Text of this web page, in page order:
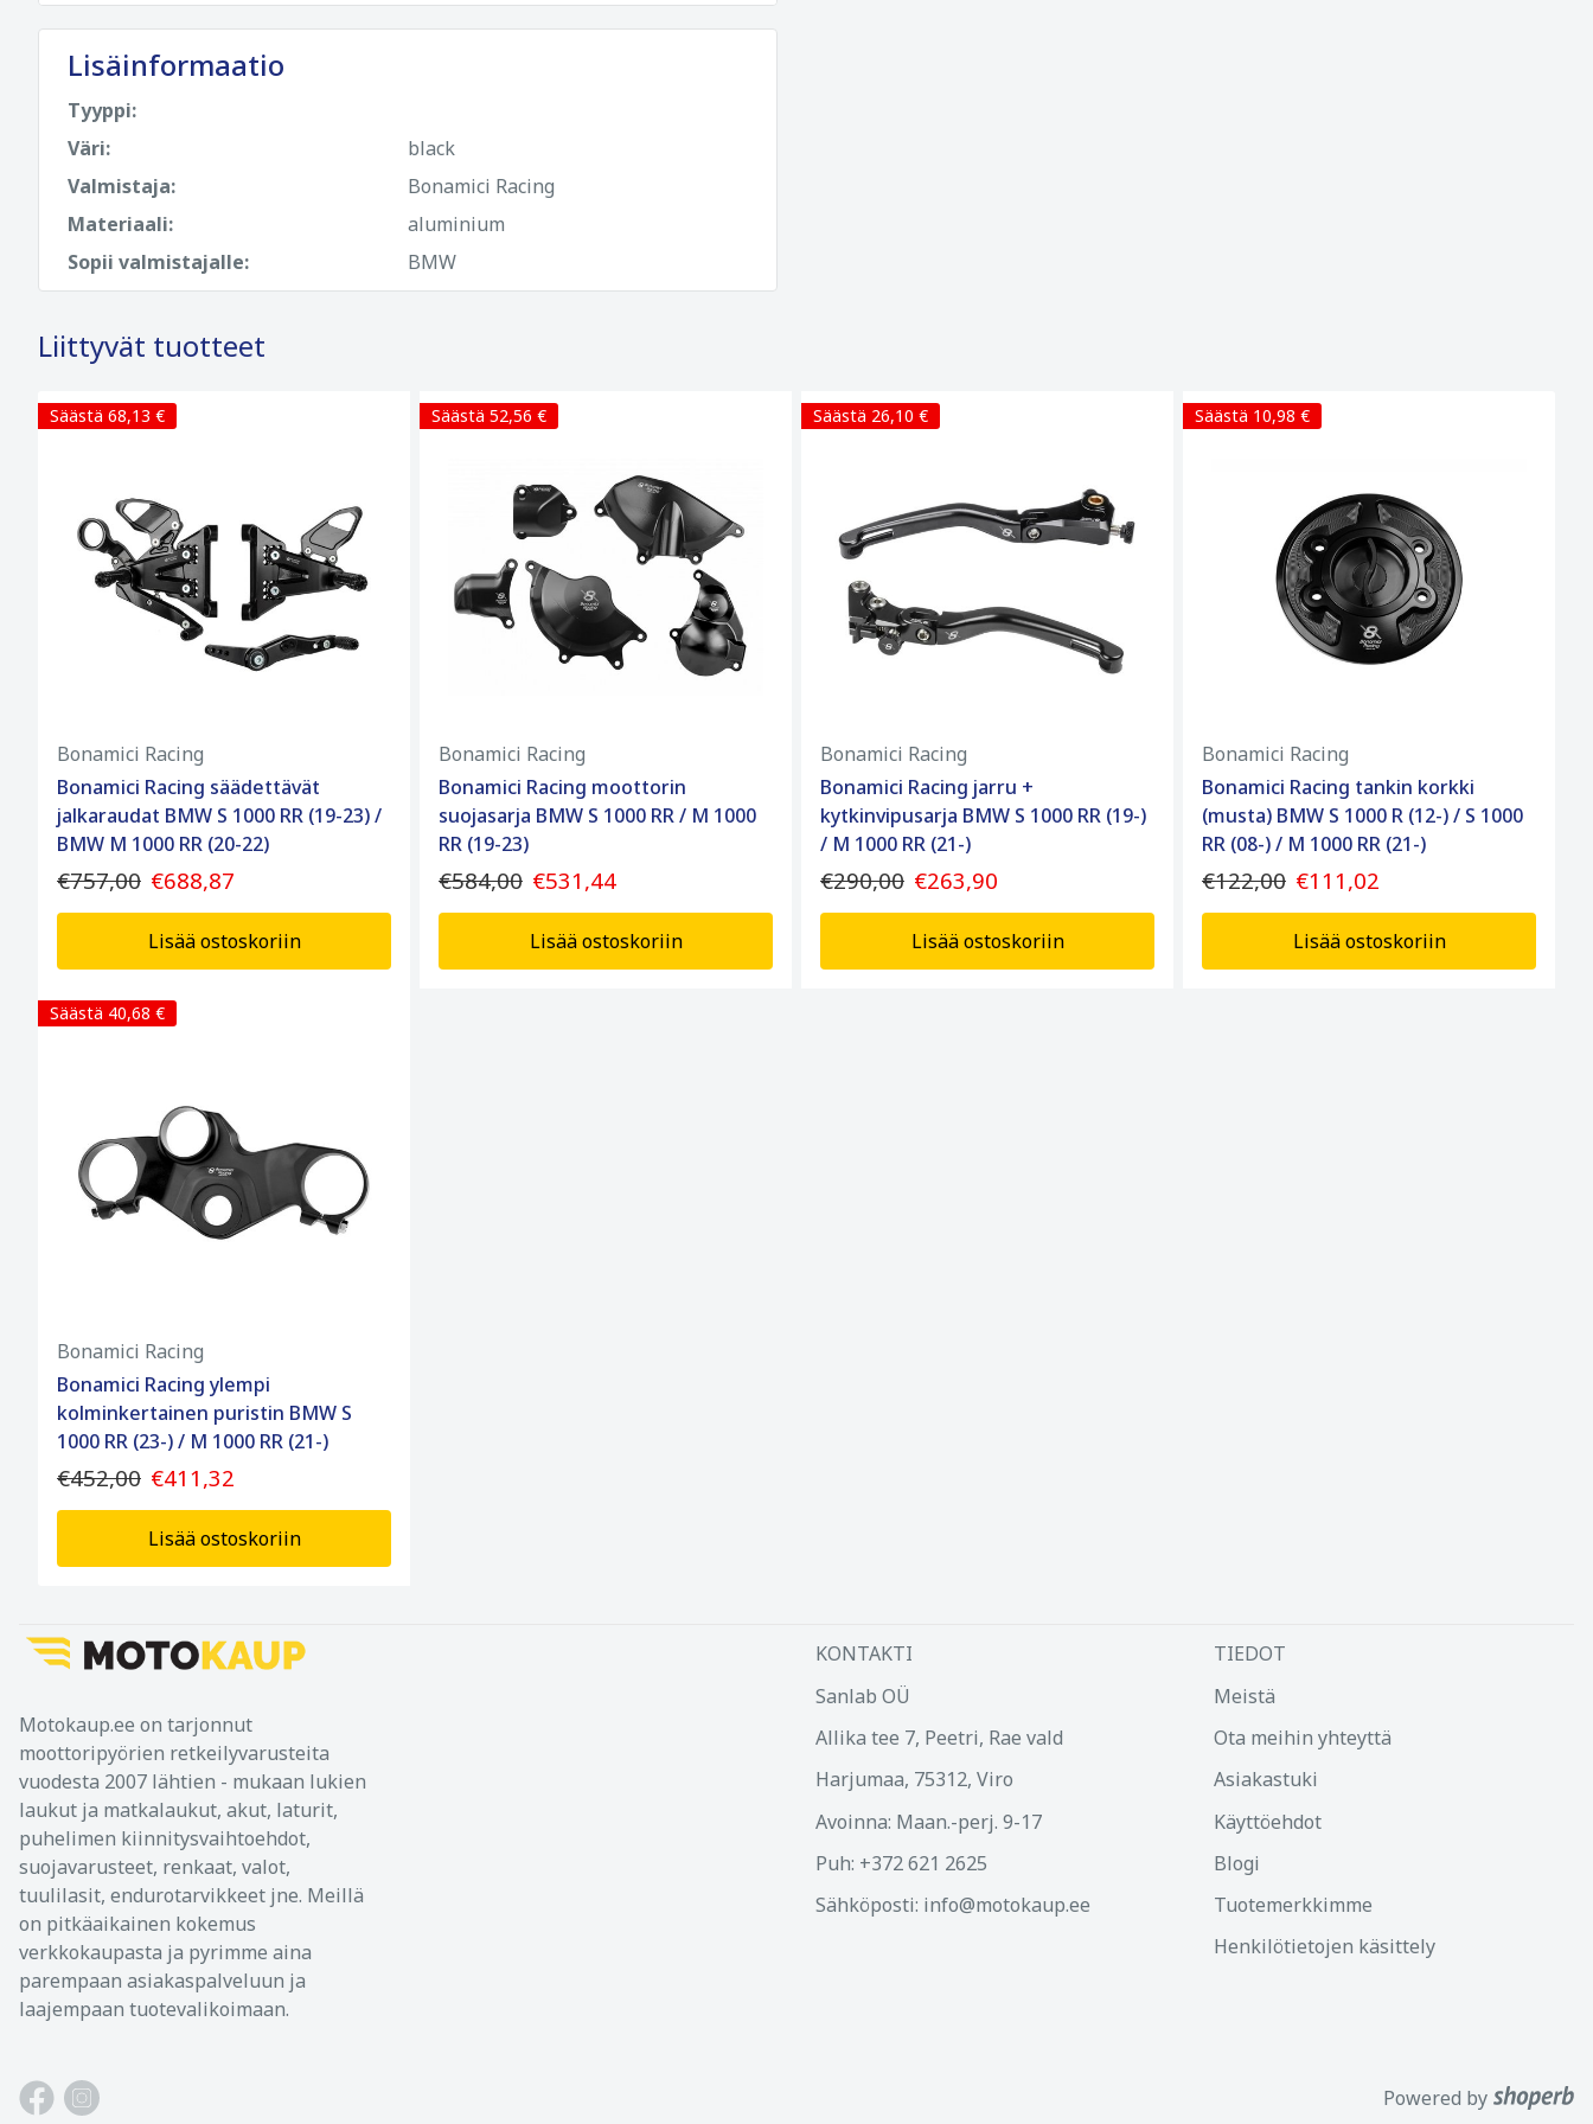
Lisäinformaatio
Tyyppi:
Väri:
black
Valmistaja:
Bonamici Racing
Materiaali:
aluminium
Sopii valmistajalle:
BMW
Liittyvät tuotteet
Säästä 68,13 €
Bonamici Racing
Bonamici Racing säädettävät
jalkaraudat BMW S 1000 RR (19-23) /
BMW M 1000 RR (20-22)
€757,00 €688,87
Lisää ostoskoriin
Säästä 52,56 €
Bonamici Racing
Bonamici Racing moottorin
suojasarja BMW S 1000 RR / M 1000
RR (19-23)
€584,00 €531,44
Lisää ostoskoriin
Säästä 26,10 €
Bonamici Racing
Bonamici Racing jarru +
kytkinvipusarja BMW S 1000 RR (19-)
/ M 1000 RR (21-)
€290,00 €263,90
Lisää ostoskoriin
Säästä 10,98 €
Bonamici Racing
Bonamici Racing tankin korkki
(musta) BMW S 1000 R (12-) / S 1000
RR (08-) / M 1000 RR (21-)
€122,00 €111,02
Lisää ostoskoriin
Säästä 40,68 €
Bonamici Racing
Bonamici Racing ylempi
kolminkertainen puristin BMW S
1000 RR (23-) / M 1000 RR (21-)
€452,00 €411,32
Lisää ostoskoriin
Motokaup.ee on tarjonnut
moottoripyörien retkeilyvarusteita
vuodesta 2007 lähtien - mukaan lukien
laukut ja matkalaukut, akut, laturit,
puhelimen kiinnitysvaihtoehdot,
suojavarusteet, renkaat, valot,
tuulilasit, endurotarvikkeet jne. Meillä
on pitkäaikainen kokemus
verkkokaupasta ja pyrimme aina
parempaan asiakaspalveluun ja
laajempaan tuotevalikoimaan.
KONTAKTI
Sanlab OÜ
Allika tee 7, Peetri, Rae vald
Harjumaa, 75312, Viro
Avoinna: Maan.-perj. 9-17
Puh: +372 621 2625
Sähköposti: info@motokaup.ee
TIEDOT
Meistä
Ota meihin yhteyttä
Asiakastuki
Käyttöehdot
Blogi
Tuotemerkkimme
Henkilötietojen käsittely
Powered by